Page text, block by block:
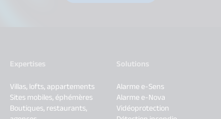
Expertises
Villas, lofts, appartements
Sites mobiles, éphémères
Boutiques, restaurants,
Solutions
Alarme e-Sens
Alarme e-Nova
Vidéoprotection